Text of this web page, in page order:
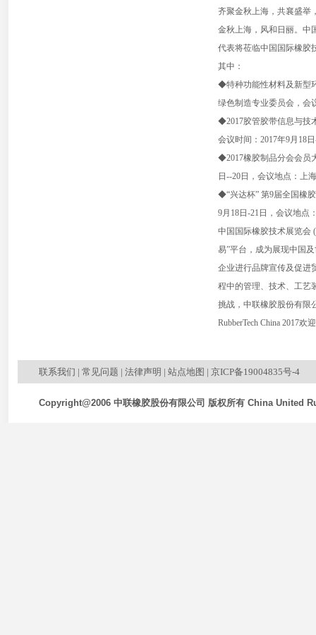
齐聚金秋上海，共襄盛举
金秋上海，风和日丽。中
代表将莅临中国国际橡胶
其中：
◆特种功能性材料及新型
绿色制造专业委员会，会
◆2017胶管胶带信息与技
会议时间：2017年9月18
◆2017橡胶制品分会会员
日--20日，会议地点：上
◆“兴达杯” 第9届全国橡
9月18日-21日，会议地点
中国国际橡胶技术展览会
易”平台，成为展现中国
企业进行品牌宣传及促进
程中的管理、技术、工艺
挑战，中联橡胶股份有限
RubberTech China 2017欢
联系我们 | 常见问题 | 法律声明 | 站点地图 | 京ICP备19004835号-4
Copyright@2006 中联橡胶股份有限公司 版权所有 China United